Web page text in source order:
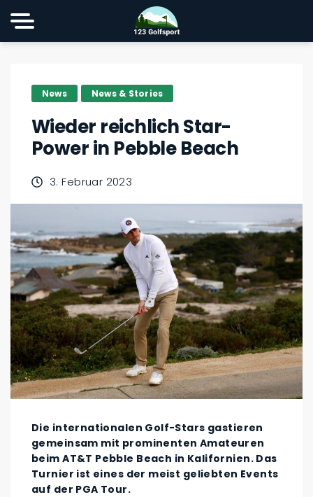
News News & Stories
Wieder reichlich Star-
Power in Pebble Beach
3. Februar 2023
Die internationalen Golf-Stars gastieren
gemeinsam mit prominenten Amateuren
beim AT&T Pebble Beach in Kalifornien. Das
Turnier ist eines der meist geliebten Events
auf der PGA Tour.